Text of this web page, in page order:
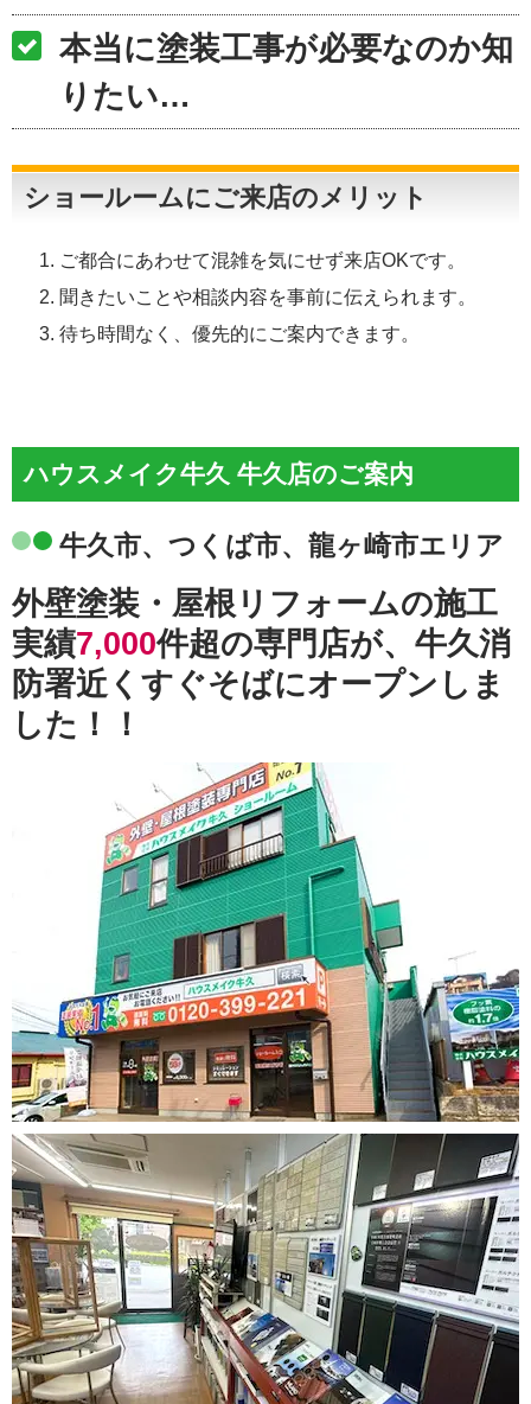
本当に塗装工事が必要なのか知
りたい…
ショールームにご来店のメリット
ご都合にあわせて混雑を気にせず来店OKです。
聞きたいことや相談内容を事前に伝えられます。
待ち時間なく、優先的にご案内できます。
ハウスメイク牛久 牛久店のご案内
牛久市、つくば市、龍ヶ崎市エリア
外壁塗装・屋根リフォームの施工
実績7,000件超の専門店が、牛久消
防署近くすぐそばにオープンしま
した！！